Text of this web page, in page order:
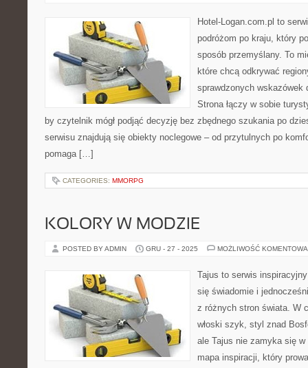
Hotel-Logan.com.pl to
podróżom po kraju, który
sposób przemyślany. To
które chcą odkrywać
sprawdzonych
Strona łączy w sobie
by czytelnik mógł podjąć decyzję bez zbędnego szukania po
serwisu znajdują się obiekty noclegowe – od przytulnych po
pomaga […]
CATEGORIES: MMORPG
KOLORY W MODZIE
POSTED BY ADMIN GRU - 27 - 2025 MOŻLIWOŚĆ
Tajus to serwis
się świadomie i
z różnych stron świata. W
włoski szyk, styl znad
ale Tajus nie zamyka się
mapa inspiracji, który